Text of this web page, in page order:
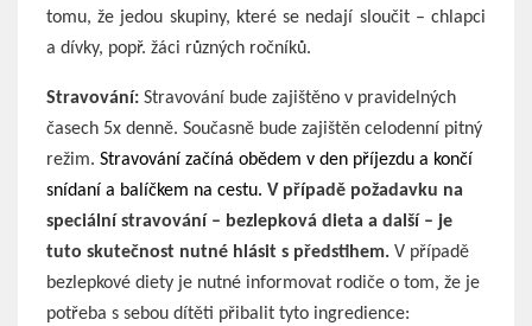
tomu, že jedou skupiny, které se nedají sloučit – chlapci
a dívky, popř. žáci různých ročníků.
Stravování: Stravování bude zajištěno v pravidelných
časech 5x denně. Současně bude zajištěn celodenní pitný
režim. Stravování začíná obědem v den příjezdu a končí
snídaní a balíčkem na cestu. V případě požadavku na
speciální stravování – bezlepková dieta a další – je
tuto skutečnost nutné hlásit s předstihem. V případě
bezlepkové diety je nutné informovat rodiče o tom, že je
potřeba s sebou dítěti přibalit tyto ingredience: